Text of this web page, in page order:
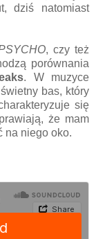
dziś natomiast
, czy też
porównania
. W muzyce
bas, który
się
że mam
na niego oko.